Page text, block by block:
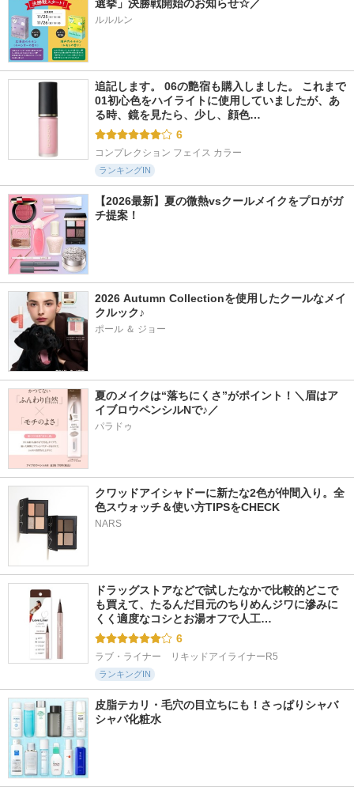
選挙」決勝戦開始のお知らせ☆／
ルルルン
追記します。 06の艶宿も購入しました。 これまで
01初心色をハイライトに使用していましたが、あ
る時、鏡を見たら、少し、顔色…
6
コンプレクション フェイス カラー
ランキングIN
【2026最新】夏の微熱vsクールメイクをプロがガ
チ提案！
2026 Autumn Collectionを使用したクールなメイ
クルック♪
ポール ＆ ジョー
夏のメイクは“落ちにくさ”がポイント！＼眉はア
イブロウペンシルNで♪／
パラドゥ
クワッドアイシャドーに新たな2色が仲間入り。全
色スウォッチ＆使い方TIPSをCHECK
NARS
ドラッグストアなどで試したなかで比較的どこで
も買えて、たるんだ目元のちりめんジワに滲みに
くく適度なコシとお湯オフで人工…
6
ラブ・ライナー　リキッドアイライナーR5
ランキングIN
皮脂テカリ・毛穴の目立ちにも！さっぱりシャバ
シャバ化粧水